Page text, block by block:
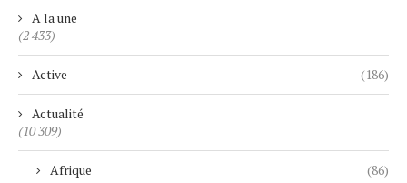
A la une
(2 433)
Active (186)
Actualité
(10 309)
Afrique (86)